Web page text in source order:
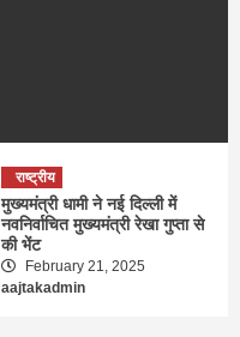
राष्ट्रीय
मुख्यमंत्री धामी ने नई दिल्ली में
नवनिर्वाचित मुख्यमंत्री रेखा गुप्ता से
की भेंट
February 21, 2025
aajtakadmin